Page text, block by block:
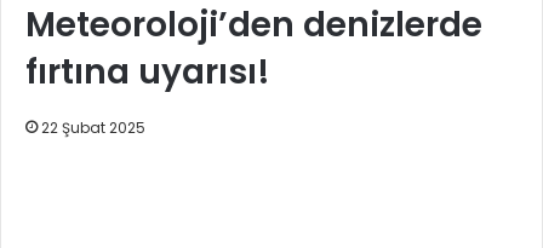
Meteoroloji’den denizlerde
fırtına uyarısı!
22 Şubat 2025